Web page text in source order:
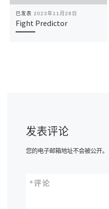
已发表 2023年11月28日
Fight Predictor
发表评论
您的电子邮箱地址不会被公开。
评论
*